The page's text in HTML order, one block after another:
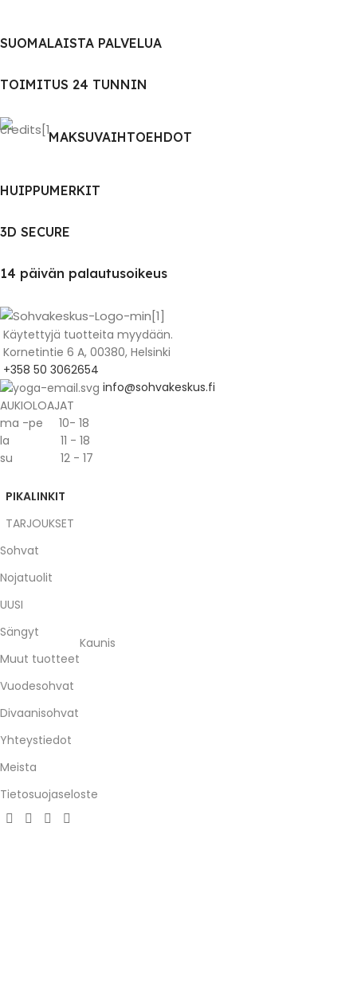
SUOMALAISTA PALVELUA
TOIMITUS 24 TUNNIN
MAKSUVAIHTOEHDOT
HUIPPUMERKIT
3D SECURE
14 päivän palautusoikeus
Käytettyjä tuotteita myydään.
Kornetintie 6 A, 00380, Helsinki
+358 50 3062654
info@sohvakeskus.fi
AUKIOLOAJAT
ma -pe 10- 18
la 11 - 18
su 12 - 17
PIKALINKIT
TARJOUKSET
Sohvat
Nojatuolit
UUSI
Sängyt
Muut tuotteet
Kaunis
Vuodesohvat
Divaanisohvat
Yhteystiedot
Meista
Tietosuojaseloste